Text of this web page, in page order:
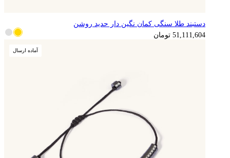
12,777,901 تومان
دستبند طلا سنگی کمان نگین دار حدید روشن
51,111,604 تومان
آماده ارسال